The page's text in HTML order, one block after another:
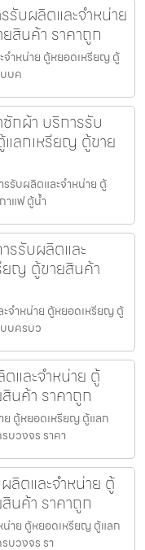
บผลิตและจำหน่าย
สินค้า ราคาถูก
ำหน่าย ตู้หยอดเหรียญ ตู้
บค
กผ้า บริการรับ
ลกเหรียญ ตู้ขาย
รับผลิตและจำหน่าย ตู้
าแฟ ตู้น้ำ
รับผลิตและ
ยญ ตู้ขายสินค้า
จำหน่าย ตู้หยอดเหรียญ ตู้
บครบว
และจำหน่าย ตู้
นค้า ราคาถูก
ย ตู้หยอดเหรียญ ตู้แลก
บวงจร ราคา
ลิตและจำหน่าย ตู้
นค้า ราคาถูก
น่าย ตู้หยอดเหรียญ ตู้แลก
บวงจร รา